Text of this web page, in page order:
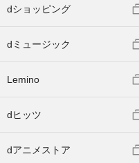
dショッピング
dミュージック
Lemino
dヒッツ
dアニメストア